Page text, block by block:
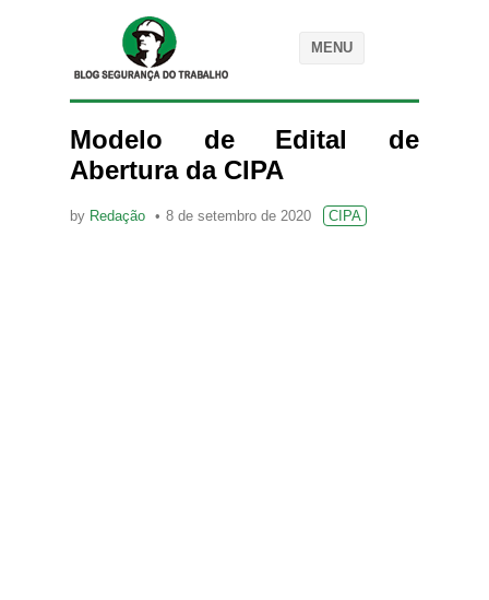
MENU
Modelo de Edital de
Abertura da CIPA
by Redação 8 de setembro de 2020 CIPA